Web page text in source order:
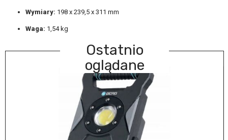
Wymiary: 198 x 239,5 x 311 mm
Waga: 1,54 kg
Ostatnio
oglądane